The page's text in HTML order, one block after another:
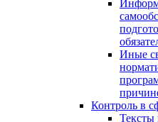
Иные
Контроль в
Тексты